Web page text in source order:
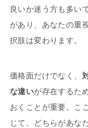
良いか迷う方も多い
があり、あなたの重
択肢は変わります。
価格面だけでなく、
な違いが存在するた
おくことが重要。こ
じて、どちらがあな